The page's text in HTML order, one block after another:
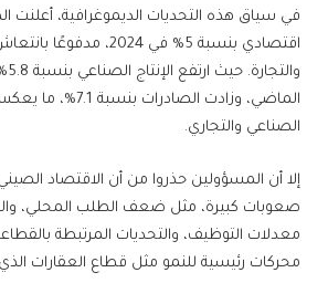
في سياق هذه التحديات الديموغرافية، أعلنت
اقتصادي بنسبة 5% في
الماضي، وزادت
الصناعي والتجاري.
إلا أن المسؤولين حذروا من أن الاقتصاد
صعوبات كبيرة، مثل ضعف الطلب المحلي،
معدلات التوظيف، والتحديات المرتبطة
محركات رئيسية للنمو مثل قطاع العقارات